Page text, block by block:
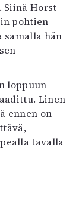
Siinä Horst
pohtien
hän
loppuun
Linen
ennen on
tavalla